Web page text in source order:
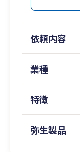
依頼内容
業種
特徴
弥生製品